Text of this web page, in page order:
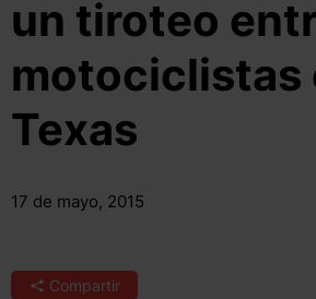
un tiroteo
motociclistas
Texas
17 de mayo, 2015
Compartir